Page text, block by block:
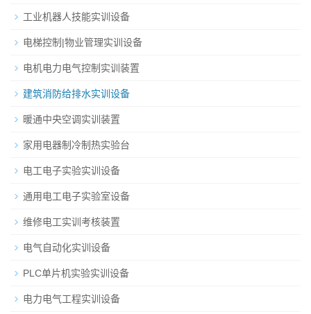
工业机器人技能实训设备
电梯控制|物业管理实训设备
电机电力电气控制实训装置
建筑消防给排水实训设备
暖通中央空调实训装置
家用电器制冷制热实验台
电工电子实验实训设备
通用电工电子实验室设备
维修电工实训考核装置
电气自动化实训设备
PLC单片机实验实训设备
电力电气工程实训设备